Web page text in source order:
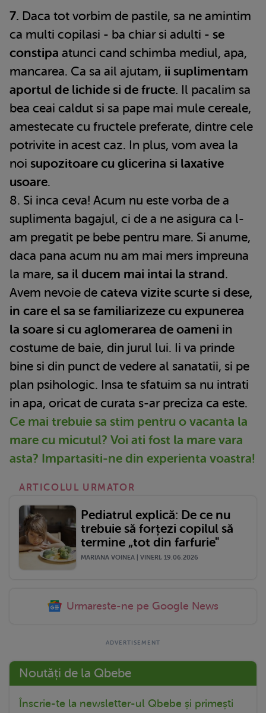
7. Daca tot vorbim de pastile, sa ne amintim
ca multi copilasi - ba chiar si adulti - se
constipa atunci cand schimba mediul, apa,
mancarea. Ca sa ail ajutam, ii suplimentam
aportul de lichide si de fructe. Il pacalim sa
bea ceai caldut si sa pape mai mule cereale,
amestecate cu fructele preferate, dintre cele
potrivite in acest caz. In plus, vom avea la
noi supozitoare cu glicerina si laxative
usoare.
8. Si inca ceva! Acum nu este vorba de a
suplimenta bagajul, ci de a ne asigura ca l-
am pregatit pe bebe pentru mare. Si anume,
daca pana acum nu am mai mers impreuna
la mare, sa il ducem mai intai la strand.
Avem nevoie de cateva vizite scurte si dese,
in care el sa se familiarizeze cu expunerea
la soare si cu aglomerarea de oameni in
costume de baie, din jurul lui. Ii va prinde
bine si din punct de vedere al sanatatii, si pe
plan psihologic. Insa te sfatuim sa nu intrati
in apa, oricat de curata s-ar preciza ca este.
Ce mai trebuie sa stim pentru o vacanta la
mare cu micutul? Voi ati fost la mare vara
asta? Impartasiti-ne din experienta voastra!
ARTICOLUL URMATOR
Pediatrul explică: De ce nu
trebuie să forțezi copilul să
termine „tot din farfurie"
MARIANA VOINEA | VINERI, 19.06.2026
Urmareste-ne pe Google News
Noutăți de la Qbebe
Înscrie-te la newsletter-ul Qbebe și primești